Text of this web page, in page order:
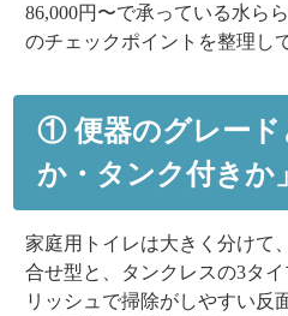
86,000円〜で承っている水ら
のチェックポイント を整理し
① 便器のグレード
か・タンク付きか
家庭用トイレは大きく分けて
合せ型と、タンクレスの3タ
リッシュで掃除がしやすい反